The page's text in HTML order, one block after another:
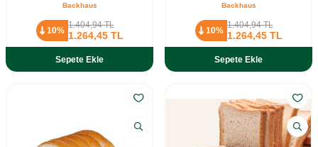
Backhaus
10%
1.404,94TL
1.264,45TL
Sepete Ekle
Backhaus
10%
1.404,94TL
1.264,45TL
Sepete Ekle